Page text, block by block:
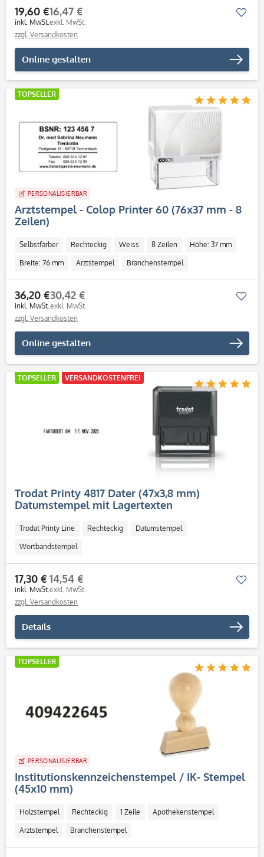
19,60 €
inkl. MwSt.
16,47 €
exkl. MwSt.
zzgl. Versandkosten
Online gestalten
TOPSELLER
PERSONALISIERBAR
Arztstempel - Colop Printer 60 (76x37 mm - 8
Zeilen)
Selbstfärber Rechteckig Weiss 8 Zeilen Höhe: 37 mm
Breite: 76 mm Arztstempel Branchenstempel
36,20 €
inkl. MwSt.
30,42 €
exkl. MwSt.
zzgl. Versandkosten
Online gestalten
TOPSELLER VERSANDKOSTENFREI
Trodat Printy 4817 Dater (47x3,8 mm)
Datumstempel mit Lagertexten
Trodat Printy Line Rechteckig Datumstempel
Wortbandstempel
17,30 €
inkl. MwSt.
14,54 €
exkl. MwSt.
zzgl. Versandkosten
Details
TOPSELLER
PERSONALISIERBAR
Institutionskennzeichenstempel / IK- Stempel
(45x10 mm)
Holzstempel Rechteckig 1 Zeile Apothekenstempel
Arztstempel Branchenstempel